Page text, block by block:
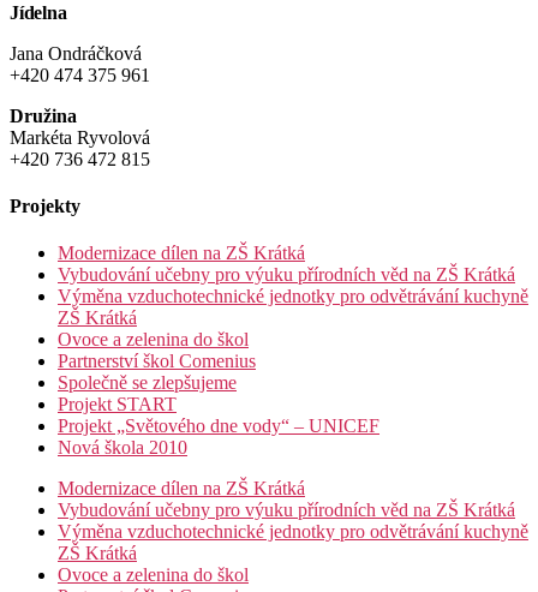
Jídelna
Jana Ondráčková
+420 474 375 961
Družina
Markéta Ryvolová
+420 736 472 815
Projekty
Modernizace dílen na ZŠ Krátká
Vybudování učebny pro výuku přírodních věd na ZŠ Krátká
Výměna vzduchotechnické jednotky pro odvětrávání kuchyně
ZŠ Krátká
Ovoce a zelenina do škol
Partnerství škol Comenius
Společně se zlepšujeme
Projekt START
Projekt „Světového dne vody“ – UNICEF
Nová škola 2010
Modernizace dílen na ZŠ Krátká
Vybudování učebny pro výuku přírodních věd na ZŠ Krátká
Výměna vzduchotechnické jednotky pro odvětrávání kuchyně
ZŠ Krátká
Ovoce a zelenina do škol